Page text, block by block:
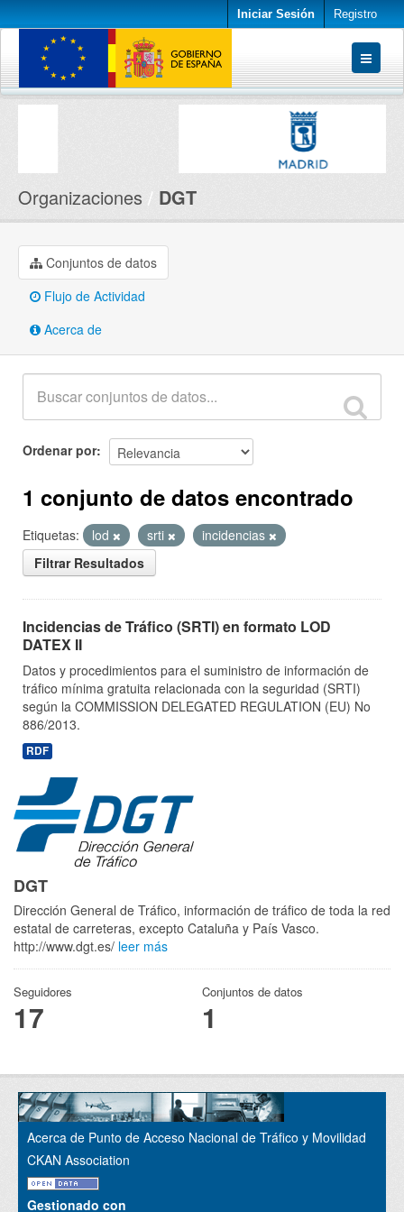
Iniciar Sesión Registro
Conjuntos de datos
Organizaciones DGT
Conjuntos de datos
Flujo de Actividad
Acerca de
Ordenar por
1 conjunto de datos encontrado
Etiquetas: lod srti
incidencias
Filtrar Resultados
Incidencias de Tráfico (SRTI) en formato LOD
DATEX II
Datos y procedimientos para el suministro de información de
tráfico mínima gratuita relacionada con la seguridad (SRTI)
según la COMMISSION DELEGATED REGULATION (EU) No
886/2013.
RDF
DGT
Dirección General de Tráfico, información de tráfico de toda la red
estatal de carreteras, excepto Cataluña y País Vasco.
http://www.dgt.es/ leer más
Seguidores
17
Conjuntos de datos
1
Acerca de Punto de Acceso Nacional de Tráfico y Movilidad
CKAN Association
Gestionado con